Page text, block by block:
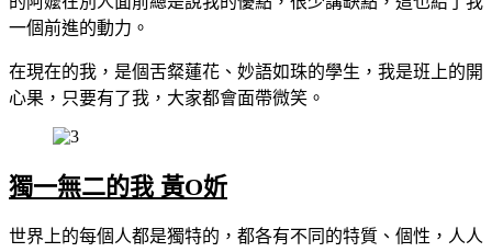
一個前進的動力。
在現在的我，是個舌粲蓮花、妙語如珠的學生，我是班上的開
心果，只要有了我，大家都會面帶微笑。
獨一無二的我 黃O妡
世界上的每個人都是獨特的，都各有不同的特質、個性，人人